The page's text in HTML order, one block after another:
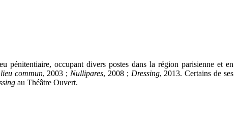
pénitentiaire, occupant divers postes dans la région parisienne et en
commun, 2003 ; Nullipares, 2008 ; Dressing, 2013. Certains de ses
au Théâtre Ouvert.